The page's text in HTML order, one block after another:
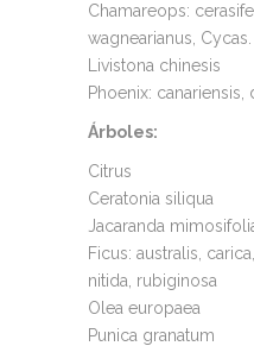
Chamareops:
wagnearianus, Cycas.
Livistona chinesis
Phoenix: canariensis,
Árboles:
Citrus
Ceratonia siliqua
Jacaranda
Ficus: australis,
nitida, rubiginosa
Olea europaea
Punica granatum